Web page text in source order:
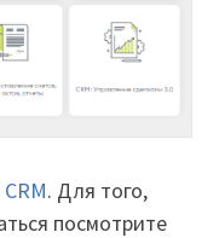
. Для того,
посмотрите